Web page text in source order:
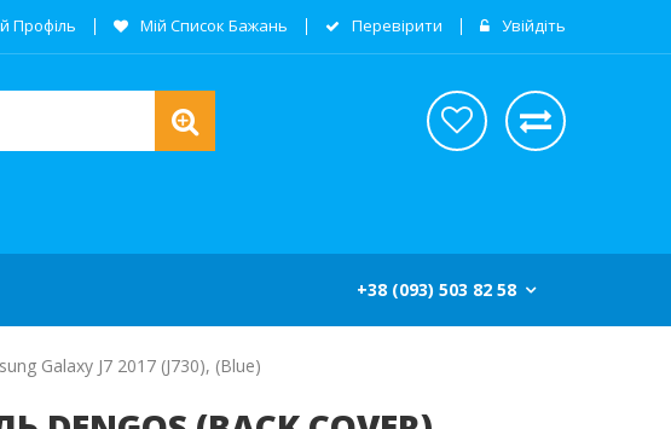
Профіль Мій Список Бажань Перевірити Увійдіть
+38 (093) 503 82 58
Galaxy J7 2017 (J730), (blue)